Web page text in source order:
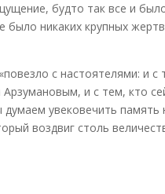
будто так все и
никаких крупных
с настоятелями: и с
и с тем, кто
увековечить память
воздвиг столь